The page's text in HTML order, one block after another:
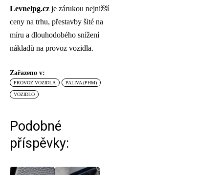
Levnelpg.cz je zárukou nejnižší
ceny na trhu, přestavby šité na
míru a dlouhodobého snížení
nákladů na provoz vozidla.
Zařazeno v:
PROVOZ VOZIDLA PALIVA (PHM)
VOZIDLO
Podobné
příspěvky: